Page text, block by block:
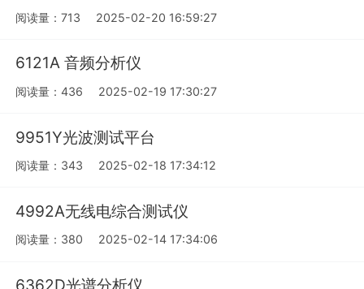
阅读量：713 2025-02-20 16:59:27
6121A 音频分析仪
阅读量：436 2025-02-19 17:30:27
9951Y光波测试平台
阅读量：343 2025-02-18 17:34:12
4992A无线电综合测试仪
阅读量：380 2025-02-14 17:34:06
6362D光谱分析仪